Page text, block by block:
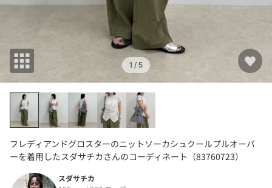
1 / 5
フレディアンドグロスターのニットソーカシュクールプルオーバ
ーを着用したスダサチカさんのコーディネート（83760723）
スダサチカ